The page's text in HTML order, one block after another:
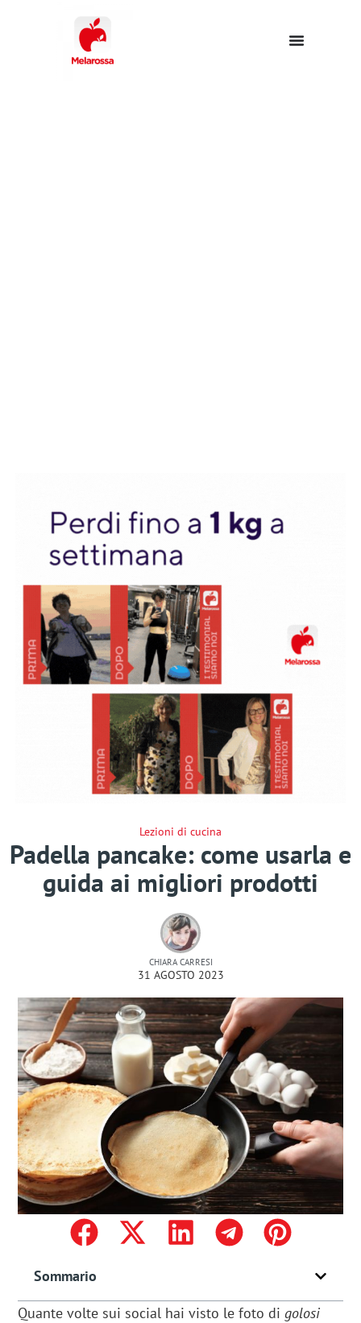
Lezioni di cucina
Padella pancake: come usarla e
guida ai migliori prodotti
CHIARA CARRESI
31 AGOSTO 2023
Sommario
Quante volte sui social hai visto le foto di golosi